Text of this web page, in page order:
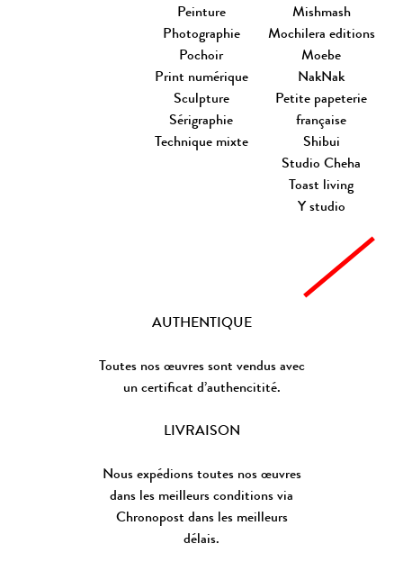
Peinture
Photographie
Pochoir
Print numérique
Sculpture
Sérigraphie
Technique mixte
Mishmash
Mochilera editions
Moebe
NakNak
Petite papeterie
française
Shibui
Studio Cheha
Toast living
Y studio
AUTHENTIQUE
Toutes nos œuvres sont vendus avec
un certificat d’authencitité.
LIVRAISON
Nous expédions toutes nos œuvres
dans les meilleurs conditions via
Chronopost dans les meilleurs
délais.